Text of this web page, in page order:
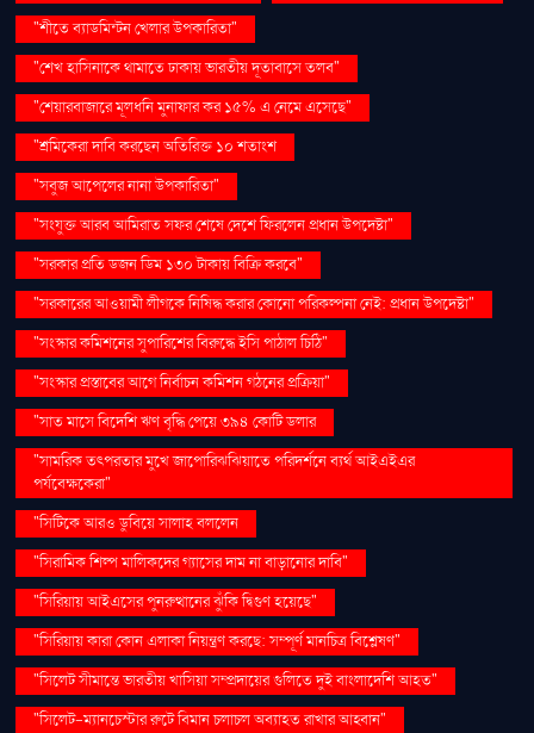
"শীতে ব্যাডমিন্টন খেলার উপকারিতা"
"শেখ হাসিনাকে থামাতে ঢাকায় ভারতীয় দূতাবাসে তলব"
"শেয়ারবাজারে মূলধনি মুনাফার কর ১৫% এ নেমে এসেছে"
"শ্রমিকেরা দাবি করছেন অতিরিক্ত ১০ শতাংশ
"সবুজ আপেলের নানা উপকারিতা"
"সংযুক্ত আরব আমিরাত সফর শেষে দেশে ফিরলেন প্রধান উপদেষ্টা"
"সরকার প্রতি ডজন ডিম ১৩০ টাকায় বিক্রি করবে"
"সরকারের আওয়ামী লীগকে নিষিদ্ধ করার কোনো পরিকল্পনা নেই: প্রধান উপদেষ্টা"
"সংস্কার কমিশনের সুপারিশের বিরুদ্ধে ইসি পাঠাল চিঠি"
"সংস্কার প্রস্তাবের আগে নির্বাচন কমিশন গঠনের প্রক্রিয়া"
"সাত মাসে বিদেশি ঋণ বৃদ্ধি পেয়ে ৩৯৪ কোটি ডলার
"সামরিক তৎপরতার মুখে জাপোরিঝঝিয়াতে পরিদর্শনে ব্যর্থ আইএইএর
পর্যবেক্ষকেরা"
"সিটিকে আরও ডুবিয়ে সালাহ বললেন
"সিরামিক শিল্প মালিকদের গ্যাসের দাম না বাড়ানোর দাবি"
"সিরিয়ায় আইএসের পুনরুত্থানের ঝুঁকি দ্বিগুণ হয়েছে"
"সিরিয়ায় কারা কোন এলাকা নিয়ন্ত্রণ করছে: সম্পূর্ণ মানচিত্র বিশ্লেষণ"
"সিলেট সীমান্তে ভারতীয় খাসিয়া সম্প্রদায়ের গুলিতে দুই বাংলাদেশি আহত"
"সিলেট-ম্যানচেস্টার রুটে বিমান চলাচল অব্যাহত রাখার আহ্বান"